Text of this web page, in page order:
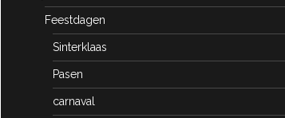
Feestdagen
Sinterklaas
Pasen
carnaval